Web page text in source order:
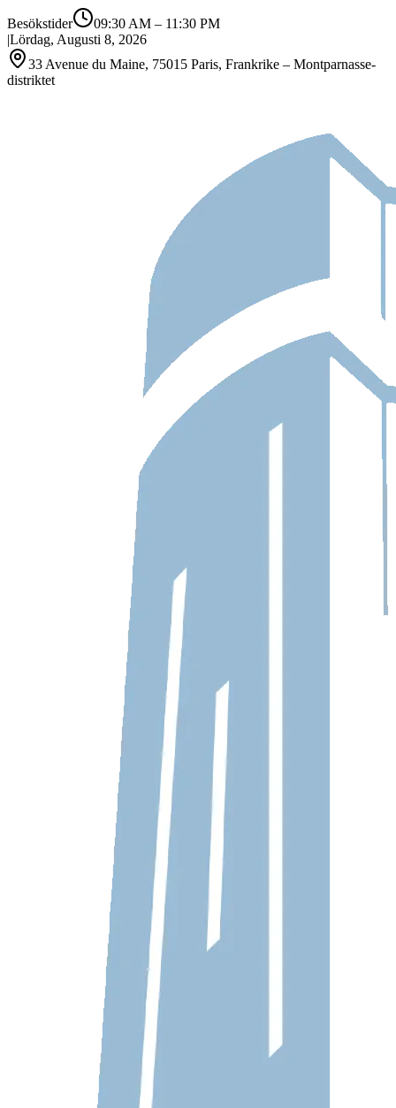
Besökstider 09:30 AM – 11:30 PM
|Lördag, Augusti 8, 2026
33 Avenue du Maine, 75015 Paris, Frankrike – Montparnasse-
distriktet